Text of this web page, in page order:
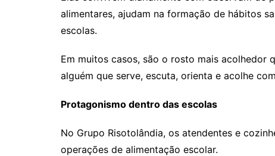
alimentares, ajudam na formação de hábitos
escolas.
Em muitos casos, são o rosto mais acolhedor
alguém que serve, escuta, orienta e acolhe
Protagonismo dentro das escolas
No Grupo Risotolândia, os atendentes e
operações de alimentação escolar.